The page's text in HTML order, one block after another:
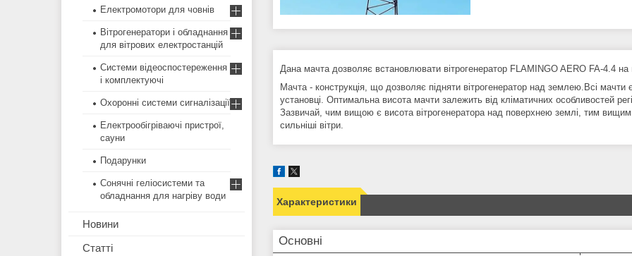
Дана мачта дозволяє встановлювати вітрогенератор FLAMINGO AERO FA-4.4
Мачта - конструкція, що дозволяє підняти вітрогенератор над землею.Всі
установці. Оптимальна висота мачти залежить від кліматичних особливостей
Зазвичай, чим вищою є висота вітрогенератора над поверхнею землі, тим вищим
сильніші вітри.
Характеристики
Основні
Електромотори для човнів
Вітрогенератори і обладнання
для вітрових електростанцій
Системи відеоспостереження
і комплектуючі
Охоронні системи сигналізації
Електрообігріваючі пристрої,
сауни
Подарунки
Сонячні геліосистеми та
обладнання для нагріву води
Новини
Статті